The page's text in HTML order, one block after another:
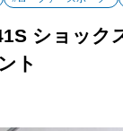
ショック
ト